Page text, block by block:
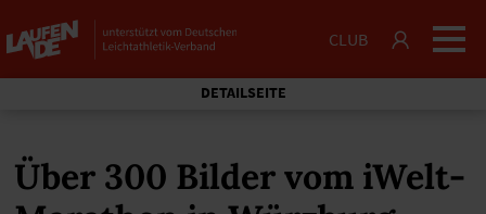
CLUB
DETAILSEITE
Über 300 Bilder vom iWelt-